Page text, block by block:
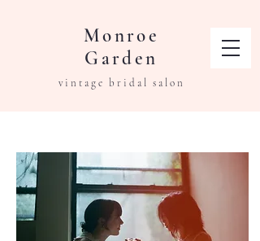
​Monroe
Garden
​vintage bridal salon